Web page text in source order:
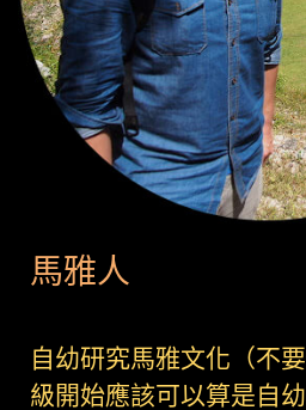
馬雅人
自幼研究馬雅文化（不
級開始應該可以算是自